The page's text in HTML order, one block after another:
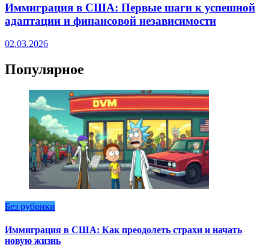
Иммиграция в США: Первые шаги к успешной
адаптации и финансовой независимости
02.03.2026
Популярное
Без рубрики
Иммиграция в США: Как преодолеть страхи и начать
новую жизнь